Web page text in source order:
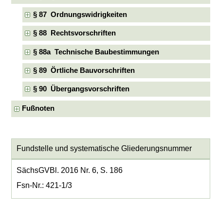
§ 87 Ordnungswidrigkeiten
§ 88 Rechtsvorschriften
§ 88a Technische Baubestimmungen
§ 89 Örtliche Bauvorschriften
§ 90 Übergangsvorschriften
Fußnoten
Fundstelle und systematische Gliederungsnummer
SächsGVBl. 2016 Nr. 6, S. 186
Fsn-Nr.: 421-1/3